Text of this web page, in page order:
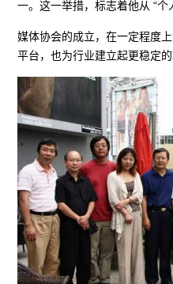
一。这一举措，标志着他从 “个
媒体协会的成立，在一定程度
平台，也为行业建立起更稳定的